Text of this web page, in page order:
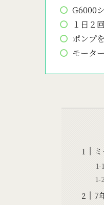
G6000
１日２
ポンプ
モータ
7